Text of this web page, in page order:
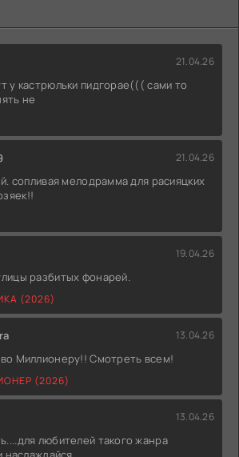
21.04.26
у кастрюльки пидгорае((( сами то
не
21.04.26
сопливая мелодрамма для расияцких
19.04.26
разбитых фонарей.
(2026)
13.04.26
Миллионеру!! Смотреть всем!
(2026)
13.04.26
любителей такого жанра